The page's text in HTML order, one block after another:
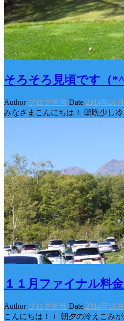
そろそろ見頃です（
Author ブログ担当 Date 2014年10
みなさまこんにちは！ 朝晩少
１１月ファイナル料
Author ブログ担当 Date 2014年10
こんにちは！！ 朝夕の冷えこみ